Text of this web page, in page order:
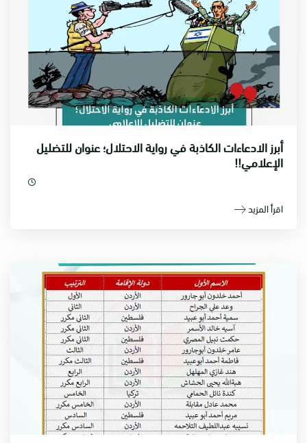
أبرز الادعاءات الكاذبة في رواية الاحتلال؛ عنوان للتضليل
الإعلامي!!
اقرأ المزيد